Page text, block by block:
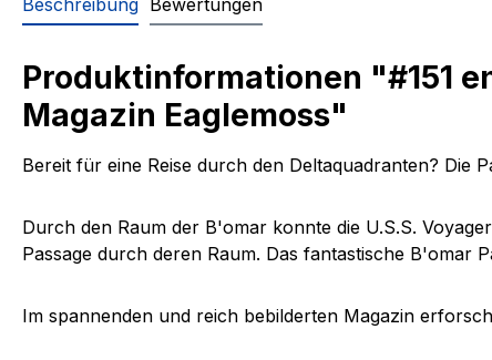
Beschreibung Bewertungen
Produktinformationen "#151
Magazin Eaglemoss"
Bereit für eine Reise durch den Deltaquadranten? Die
Durch den Raum der B'omar konnte die U.S.S.
Passage durch deren Raum. Das fantastische B'omar
Im spannenden und reich bebilderten Magazin